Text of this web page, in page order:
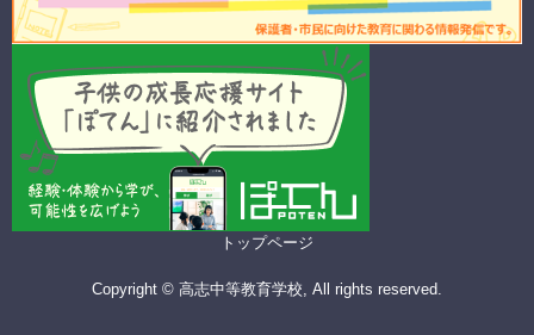
トップページ
Copyright © 高志中等教育学校, All rights reserved.